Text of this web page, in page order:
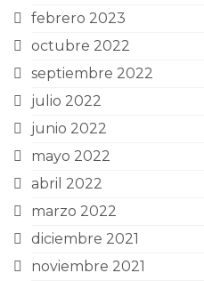
febrero 2023
octubre 2022
septiembre 2022
julio 2022
junio 2022
mayo 2022
abril 2022
marzo 2022
diciembre 2021
noviembre 2021